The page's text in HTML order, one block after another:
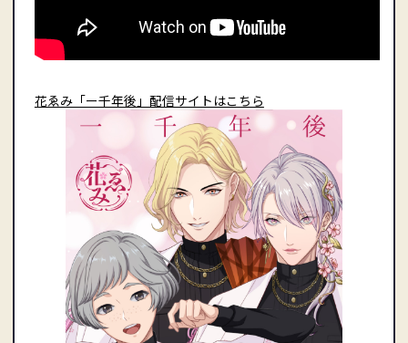
花ゑみ「ー千年後」配信サイトはこちら